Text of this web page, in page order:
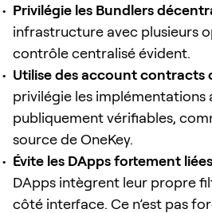
Privilégie les Bundlers
infrastructure avec plusieurs
contrôle centralisé évident.
Utilise des account contracts
privilégie les implémentations
publiquement vérifiables,
source de OneKey.
Évite les DApps fortement
DApps intègrent leur propre
côté interface. Ce n’est pas